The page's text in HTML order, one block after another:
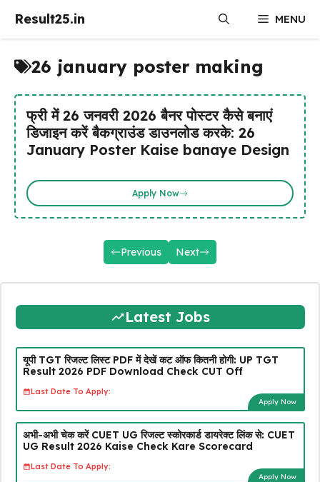
Result25.in MENU
26 january poster making
फ्री में 26 जनवरी 2026 बैनर पोस्टर कैसे बनाएं
डिजाइन करें बैकग्राउंड डाउनलोड करके: 26
January Poster Kaise banaye Design
Apply Now
Previous Next
Latest Jobs
यूपी TGT रिजल्ट लिस्ट PDF में देखें कट ऑफ कितनी होगी: UP TGT
Result 2026 PDF Download Check CUT Off
Last Date To Apply:
Apply Now
अभी-अभी चेक करें CUET UG रिजल्ट स्कोरकार्ड डायरेक्ट लिंक से: CUET
UG Result 2026 Kaise Check Kare Scorecard
Last Date To Apply:
Apply Now